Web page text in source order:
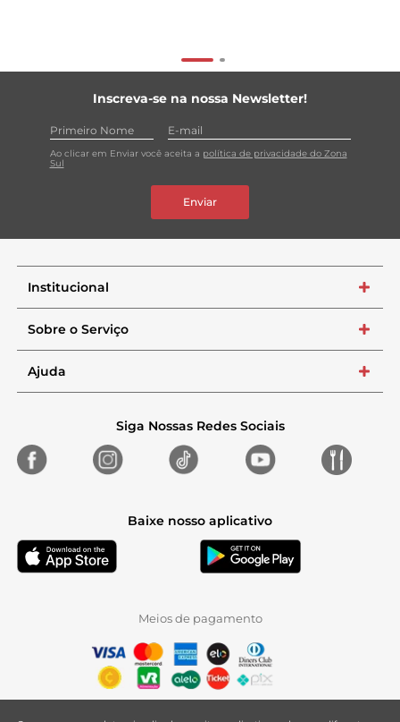
Inscreva-se na nossa Newsletter!
Ao clicar em Enviar você aceita a política de privacidade do Zona
Sul
Enviar
Institucional +
Sobre o Serviço +
Ajuda +
Siga Nossas Redes Sociais
Baixe nosso aplicativo
Meios de pagamento